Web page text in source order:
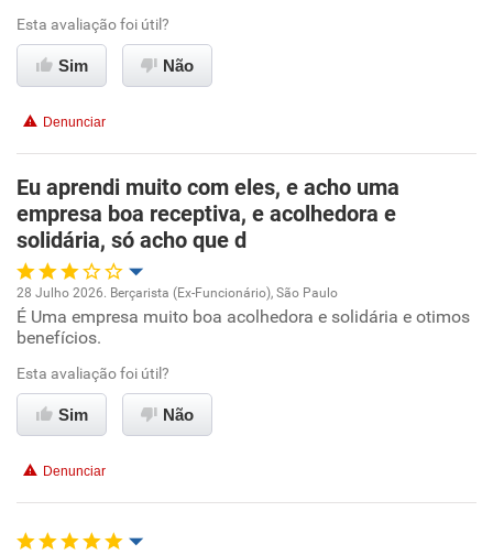
Ambiente de trabalho
Conciliação com a vida familiar
Recomenda esta empresa
Recomenda a diretoria
Esta avaliação foi útil?
Sim Não
Denunciar
Eu aprendi muito com eles, e acho uma
empresa boa receptiva, e acolhedora e
solidária, só acho que d
Oportunidade de promoção
Ambiente de trabalho
Conciliação com a vida familiar
Recomenda esta empresa
28 Julho 2026. Berçarista (Ex-Funcionário), São Paulo
É Uma empresa muito boa acolhedora e solidária e otimos
benefícios.
Esta avaliação foi útil?
Sim Não
Denunciar